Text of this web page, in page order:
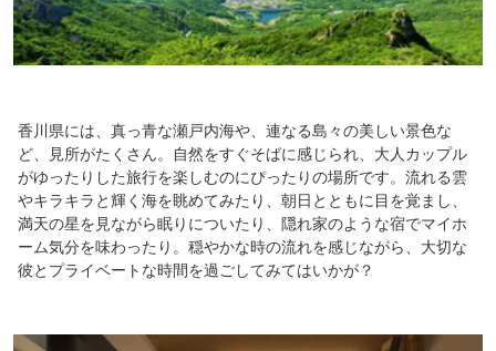
香川県には、真っ青な瀬戸内海や、連なる島々の美しい景色な
ど、見所がたくさん。自然をすぐそばに感じられ、大人カップル
がゆったりした旅行を楽しむのにぴったりの場所です。流れる雲
やキラキラと輝く海を眺めてみたり、朝日とともに目を覚まし、
満天の星を見ながら眠りについたり、隠れ家のような宿でマイホ
ーム気分を味わったり。穏やかな時の流れを感じながら、大切な
彼とプライベートな時間を過ごしてみてはいかが？